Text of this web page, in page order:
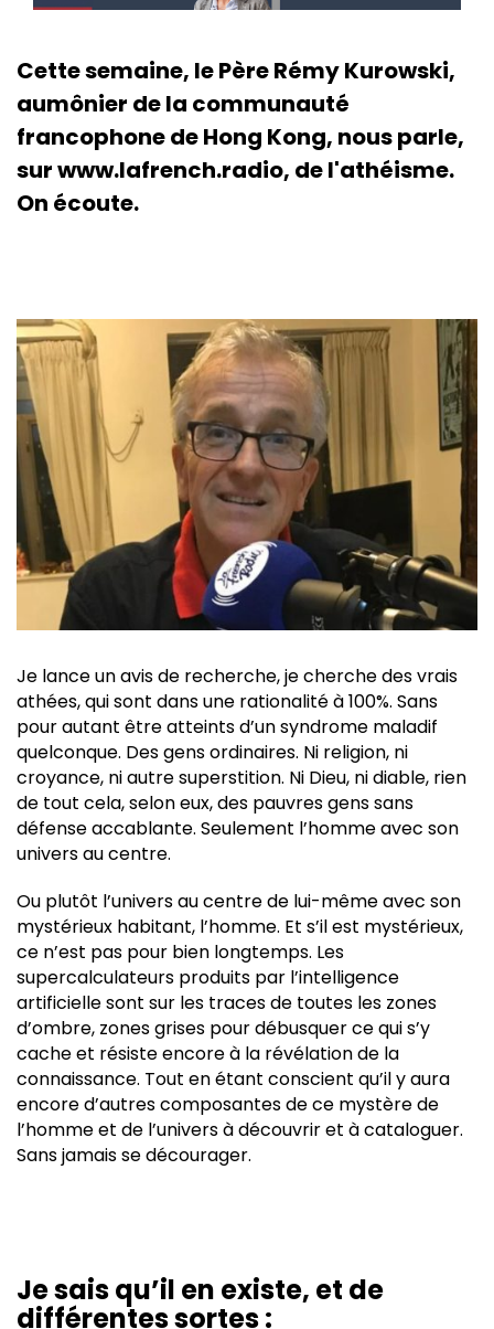
Cette semaine, le Père Rémy Kurowski,
aumônier de la communauté
francophone de Hong Kong, nous parle,
sur www.lafrench.radio, de l'athéisme.
On écoute.
Je lance un avis de recherche, je cherche des vrais
athées, qui sont dans une rationalité à 100%. Sans
pour autant être atteints d’un syndrome maladif
quelconque. Des gens ordinaires. Ni religion, ni
croyance, ni autre superstition. Ni Dieu, ni diable, rien
de tout cela, selon eux, des pauvres gens sans
défense accablante. Seulement l’homme avec son
univers au centre.
Ou plutôt l’univers au centre de lui-même avec son
mystérieux habitant, l’homme. Et s’il est mystérieux,
ce n’est pas pour bien longtemps. Les
supercalculateurs produits par l’intelligence
artificielle sont sur les traces de toutes les zones
d’ombre, zones grises pour débusquer ce qui s’y
cache et résiste encore à la révélation de la
connaissance. Tout en étant conscient qu’il y aura
encore d’autres composantes de ce mystère de
l’homme et de l’univers à découvrir et à cataloguer.
Sans jamais se décourager.
Je sais qu’il en existe, et de
différentes sortes :